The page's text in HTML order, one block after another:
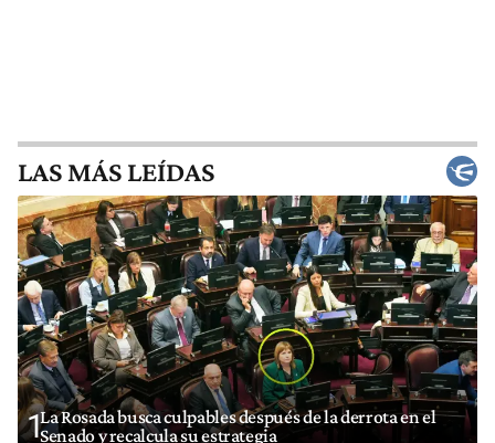
LAS MÁS LEÍDAS
1La Rosada busca culpables después de la derrota en el
Senado y recalcula su estrategia